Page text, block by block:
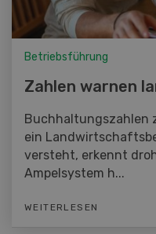
Betriebsführung
Zahlen warnen
Buchhaltungszahlen
ein
versteht, erkennt
Ampelsystem h...
WEITERLESEN